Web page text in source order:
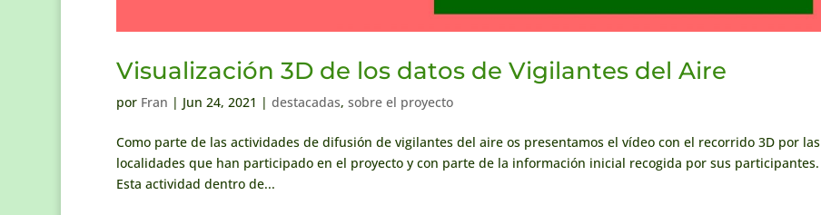
Visualización 3D de los datos de Vigilantes del Aire
por Fran | Jun 24, 2021 | destacadas, sobre el proyecto
Como parte de las actividades de difusión de vigilantes del aire os presentamos el vídeo con el recorrido 3D por las
localidades que han participado en el proyecto y con parte de la información inicial recogida por sus participantes.
Esta actividad dentro de...